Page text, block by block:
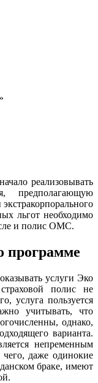
»
реализовывать
предполагающую
льгот необходимо
и полис ОМС.
программе
услуги Эко
полис не
услуга пользуется
учитывать, что
однако,
варианта.
непременным
даже одинокие
браке, имеют